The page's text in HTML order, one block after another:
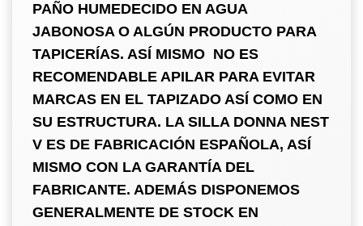
PAÑO HUMEDECIDO EN AGUA
JABONOSA O ALGÚN PRODUCTO PARA
TAPICERÍAS. ASÍ MISMO NO ES
RECOMENDABLE APILAR PARA EVITAR
MARCAS EN EL TAPIZADO ASÍ COMO EN
SU ESTRUCTURA. LA SILLA DONNA NEST
V ES DE FABRICACIÓN ESPAÑOLA, ASÍ
MISMO CON LA GARANTÍA DEL
FABRICANTE. ADEMÁS DISPONEMOS
GENERALMENTE DE STOCK EN